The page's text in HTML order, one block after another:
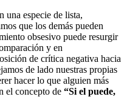
una especie de lista,
que los demás pueden
obsesivo puede resurgir
y en
de crítica negativa hacia
de lado nuestras propias
hacer lo que alguien más
el concepto de “Si el puede,